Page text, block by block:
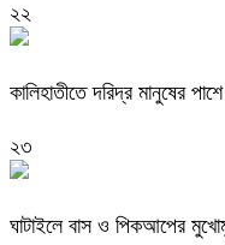
২২
কালিহাতীতে দরিদ্র মানুষের
২৩
ঘাটাইলে বাস ও পিকআপের